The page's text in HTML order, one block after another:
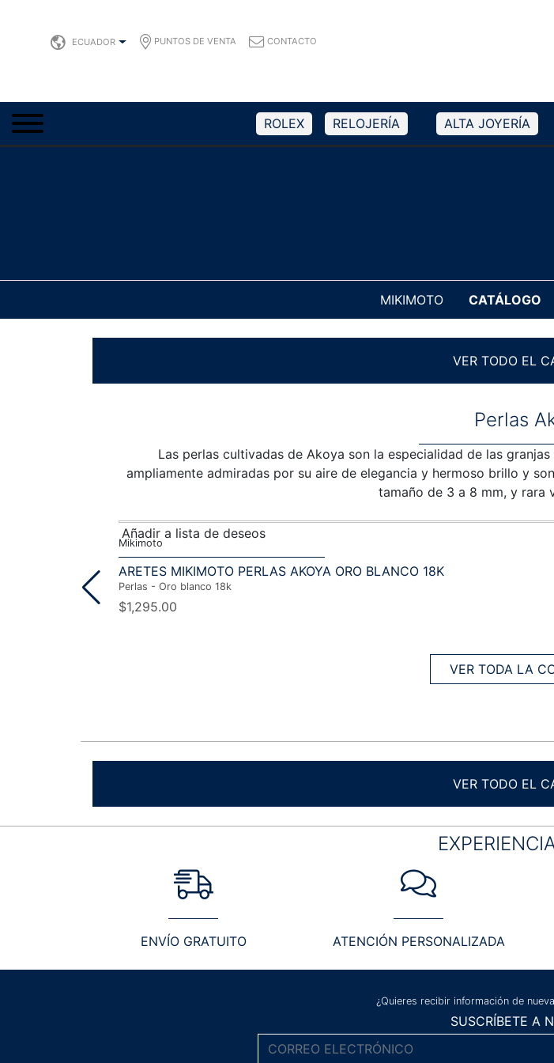
ECUADOR PUNTOS DE VENTA CONTACTO
ROLEX RELOJERÍA ALTA JOYERÍA
MIKIMOTO CATÁLOGO
VER TODO EL
Perlas
Las perlas cultivadas de Akoya son la especialidad de las
ampliamente admiradas por su aire de elegancia y hermoso brillo y
tamaño de 3 a 8 mm, y rara
Añadir a lista de deseos
Mikimoto
ARETES MIKIMOTO PERLAS AKOYA ORO BLANCO 18K
Perlas - Oro blanco 18k
$1,295.00
VER TODA LA
VER TODO EL
ENVÍO GRATUITO ATENCIÓN PERSONALIZADA
¿Quieres recibir información de
SUSCRÍBETE A